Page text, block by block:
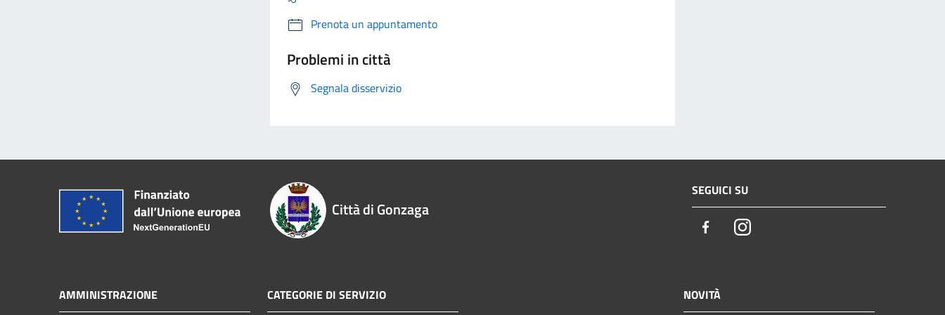
Prenota un appuntamento
Problemi in città
Segnala disservizio
Città di Gonzaga
SEGUICI SU
FacebookInstagram
AMMINISTRAZIONE CATEGORIE DI SERVIZIO NOVITÀ